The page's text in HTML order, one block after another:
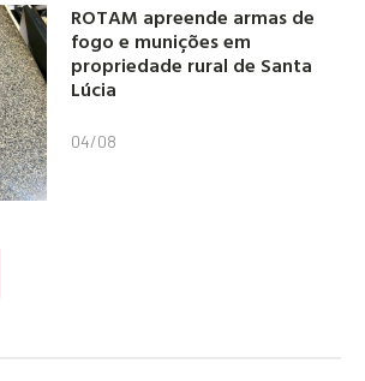
ROTAM apreende armas de
fogo e munições em
propriedade rural de Santa
Lúcia
04/08